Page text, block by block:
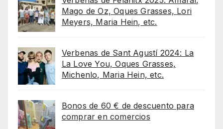
Mago de Oz, Oques Grasses, Lori
Meyers, Maria Hein, etc.
Verbenas de Sant Agustí 2024: La
La Love You, Oques Grasses,
Michenlo, Maria Hein, etc.
Bonos de 60 € de descuento para
comprar en comercios